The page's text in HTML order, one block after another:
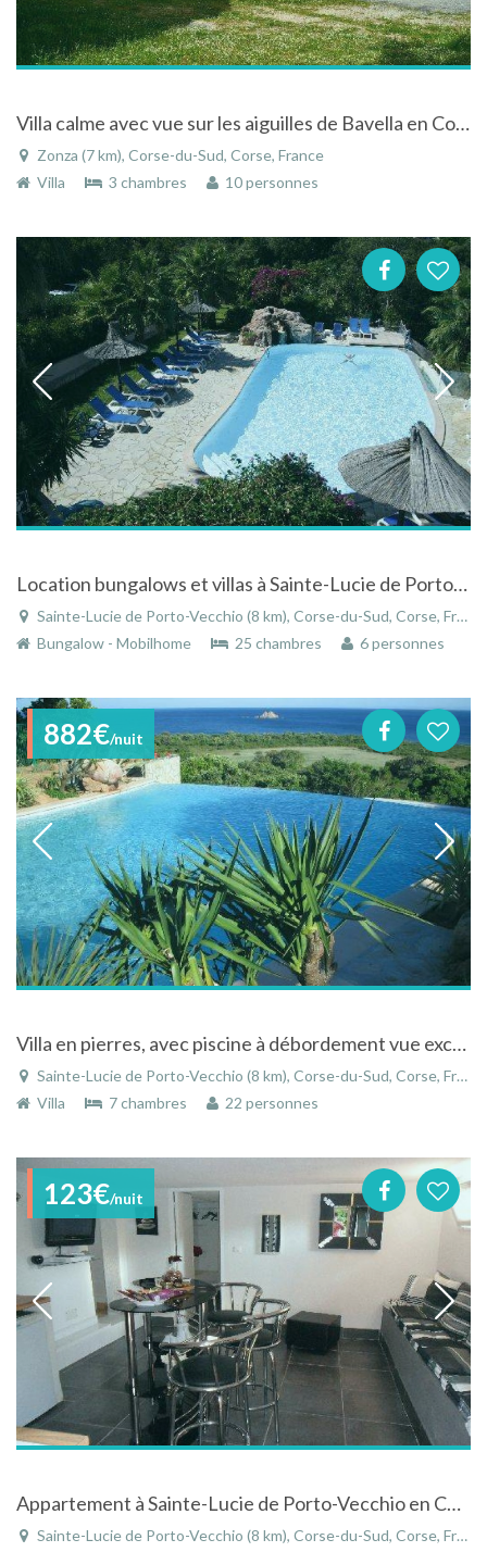
Villa calme avec vue sur les aiguilles de Bavella en Corse
Zonza (7 km), Corse-du-Sud, Corse, France
Villa
3 chambres 10 personnes
Location bungalows et villas à Sainte-Lucie de Porto-Vecchio en Corse du sud
Sainte-Lucie de Porto-Vecchio (8 km), Corse-du-Sud, Corse, France
Bungalow - Mobilhome
25 chambres 6 personnes
882€/nuit
Villa en pierres, avec piscine à débordement vue exceptionnelle à Sainte-Lucie de Porto-Vecchio
Sainte-Lucie de Porto-Vecchio (8 km), Corse-du-Sud, Corse, France
Villa
7 chambres 22 personnes
123€/nuit
Appartement à Sainte-Lucie de Porto-Vecchio en Corse, proche de la plage avec piscine
Sainte-Lucie de Porto-Vecchio (8 km), Corse-du-Sud, Corse, France